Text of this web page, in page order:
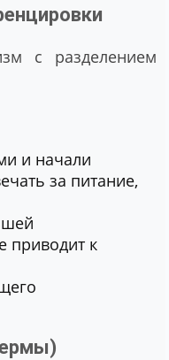
с разделением
и начали
за питание,
приводит к